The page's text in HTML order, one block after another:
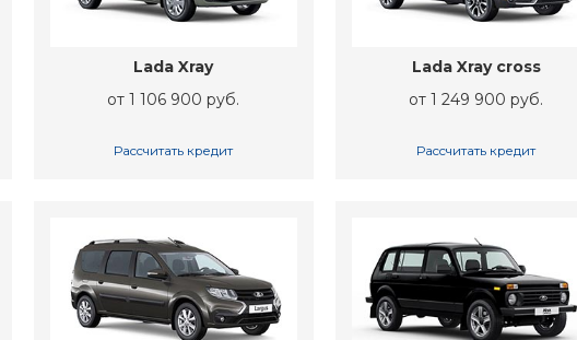
Lada Xray
от 1 106 900 руб.
Рассчитать кредит
Lada Xray cross
от 1 249 900 руб.
Рассчитать кредит